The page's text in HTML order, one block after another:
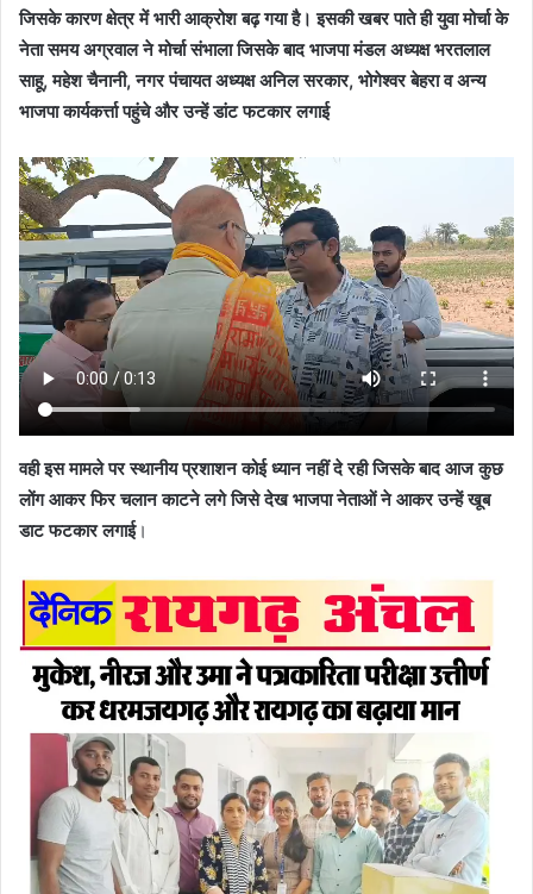
जिसके कारण क्षेत्र में भारी आक्रोश बढ़ गया है। इसकी खबर पाते ही युवा मोर्चा के
नेता समय अग्रवाल ने मोर्चा संभाला जिसके बाद भाजपा मंडल अध्यक्ष भरतलाल
साहू, महेश चैनानी, नगर पंचायत अध्यक्ष अनिल सरकार, भोगेश्वर बेहरा व अन्य
भाजपा कार्यकर्त्ता पहुंचे और उन्हें डांट फटकार लगाई
वही इस मामले पर स्थानीय प्रशाशन कोई ध्यान नहीं दे रही जिसके बाद आज कुछ
लोंग आकर फिर चलान काटने लगे जिसे देख भाजपा नेताओं ने आकर उन्हें खूब
डाट फटकार लगाई।